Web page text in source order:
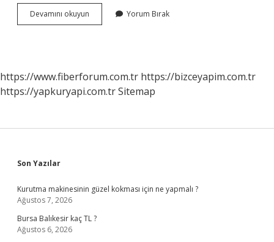
Devamını okuyun
Nedir
Yorum Bırak
https://www.fiberforum.com.tr https://bizceyapim.com.tr
https://yapkuryapi.com.trSitemap
Sidebar
Son Yazılar
Kurutma makinesinin güzel kokması için ne yapmalı ?
Ağustos 7, 2026
Bursa Balıkesir kaç TL ?
Ağustos 6, 2026